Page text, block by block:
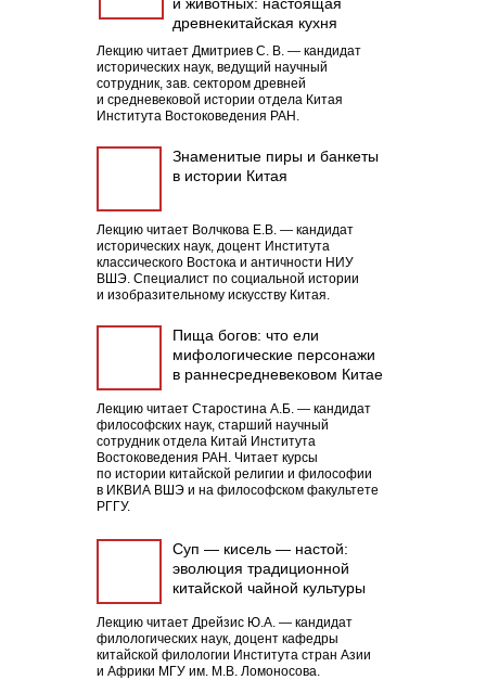
Лекцию читает Дрейзис Ю.А. — кандидат
филологических наук, доцент кафедры
китайской филологии Института стран Азии
и Африки МГУ им. М.В. Ломоносова.
Лекцию читает Старостина А.Б. — кандидат
философских наук, старший научный
сотрудник отдела Китай Института
Востоковедения РАН. Читает курсы
по истории китайской религии и философии
в ИКВИА ВШЭ и на философском факультете
РГГУ.
Лекцию читает Волчкова Е.В. — кандидат
исторических наук, доцент Института
классического Востока и античности НИУ
ВШЭ. Специалист по социальной истории
и изобразительному искусству Китая.
Лекцию читает Дмитриев С. В. — кандидат
исторических наук, ведущий научный
сотрудник, зав. cектором древней
и средневековой истории отдела Китая
Института Востоковедения РАН.
Суп — кисель — настой:
эволюция традиционной
китайской чайной культуры
Пища богов: что ели
мифологические персонажи
в раннесредневековом Китае
Знаменитые пиры и банкеты
в истории Китая
древнекитайская кухня